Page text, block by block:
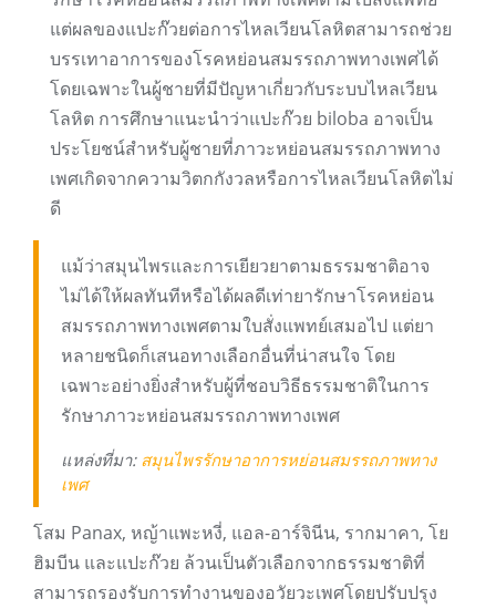
แต่ผลของแปะก๊วยต่อการไหลเวียนโลหิตสามารถช่วย
บรรเทาอาการของโรคหย่อนสมรรถภาพทางเพศได้
โดยเฉพาะในผู้ชายที่มีปัญหาเกี่ยวกับระบบไหลเวียน
โลหิต การศึกษาแนะนำว่าแปะก๊วย biloba อาจเป็น
ประโยชน์สำหรับผู้ชายที่ภาวะหย่อนสมรรถภาพทาง
เพศเกิดจากความวิตกกังวลหรือการไหลเวียนโลหิตไม่
ดี
แม้ว่าสมุนไพรและการเยียวยาตามธรรมชาติอาจ
ไม่ได้ให้ผลทันทีหรือได้ผลดีเท่ายารักษาโรคหย่อน
สมรรถภาพทางเพศตามใบสั่งแพทย์เสมอไป แต่ยา
หลายชนิดก็เสนอทางเลือกอื่นที่น่าสนใจ โดย
เฉพาะอย่างยิ่งสำหรับผู้ที่ชอบวิธีธรรมชาติในการ
รักษาภาวะหย่อนสมรรถภาพทางเพศ
แหล่งที่มา: สมุนไพรรักษาอาการหย่อนสมรรถภาพทาง
เพศ
โสม Panax, หญ้าแพะหงี่, แอล-อาร์จินีน, รากมาคา, โย
ฮิมบีน และแปะก๊วย ล้วนเป็นตัวเลือกจากธรรมชาติที่
สามารถรองรับการทำงานของอวัยวะเพศโดยปรับปรุง